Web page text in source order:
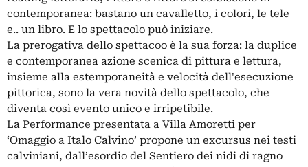
contemporanea: bastano un cavalletto, i colori, le tele
e.. un libro. E lo spettacolo può iniziare.
La prerogativa dello spettacoo è la sua forza: la duplice
e contemporanea azione scenica di pittura e lettura,
insieme alla estemporaneità e velocità dell'esecuzione
pittorica, sono la vera novità dello spettacolo, che
diventa così evento unico e irripetibile.
La Performance presentata a Villa Amoretti per
‘Omaggio a Italo Calvino’ propone un excursus nei testi
calviniani, dall’esordio del Sentiero dei nidi di ragno